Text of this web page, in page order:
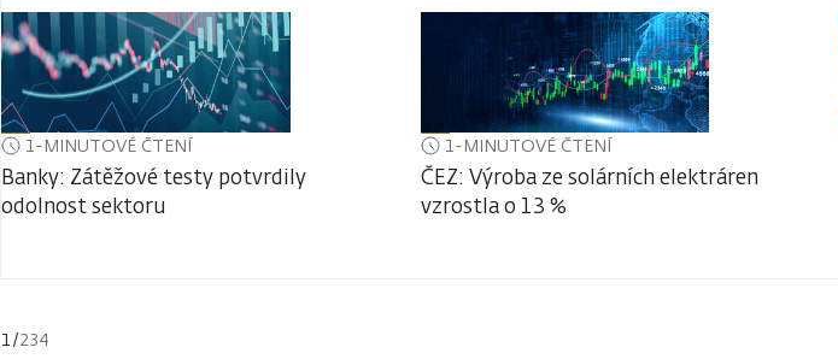
1-MINUTOVÉ ČTENÍ
Banky: Zátěžové testy potvrdily
odolnost sektoru
1-MINUTOVÉ ČTENÍ
ČEZ: Výroba ze solárních elektráren
vzrostla o 13 %
1 /234